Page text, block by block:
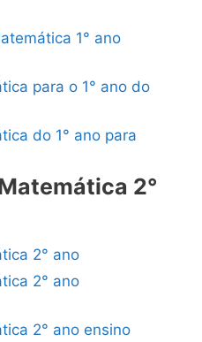
1° ano
para o 1° ano do
do 1° ano para
2°
2° ano
2° ano
2° ano ensino